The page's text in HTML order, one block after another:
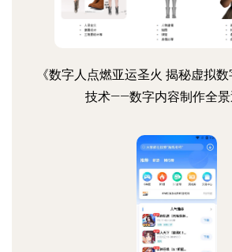
《数字人点燃亚运圣火 揭秘虚拟
技术——数字内容制作全景